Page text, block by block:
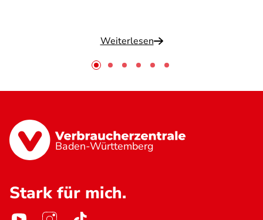
Weiterlesen
Baden-Württemberg
Stark für mich.